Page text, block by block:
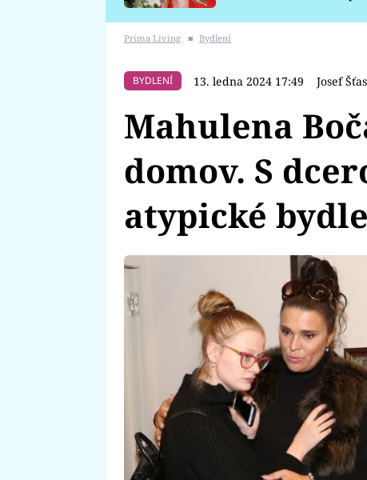
Prima Living ■ Bydlení
BYDLENÍ 13. ledna 2024 17:49 Josef
Mahulena
domov. S
atypické